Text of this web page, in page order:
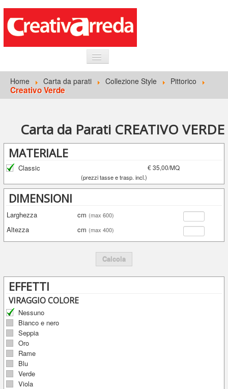
HOME
INFORMAZIONI GENERALI
ACCEDI
Home Carta da parati Collezione Style Pittorico
Creativo Verde
Carta da Parati CREATIVO VERDE
MATERIALE
Classic € 35,00/MQ
(prezzi tasse e trasp. incl.)
DIMENSIONI
Larghezza cm (max 600)
Altezza cm (max 400)
Calcola
EFFETTI
VIRAGGIO COLORE
Nessuno
Bianco e nero
Seppia
Oro
Rame
Blu
Verde
Viola